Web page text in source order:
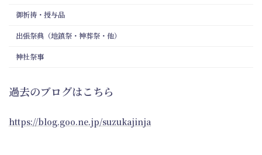
御祈祷・授与品
出張祭典（地鎮祭・神葬祭・他）
神社祭事
過去のブログはこちら
https://blog.goo.ne.jp/suzukajinja